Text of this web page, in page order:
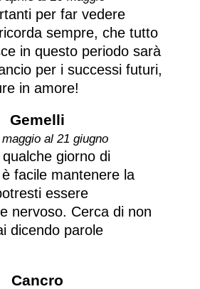
per far vedere
sempre, che tutto
in questo periodo sarà
per i successi futuri,
in amore!
Gemelli
al 21 giugno
giorno di
facile mantenere la
essere
nervoso. Cerca di non
dicendo parole
Cancro